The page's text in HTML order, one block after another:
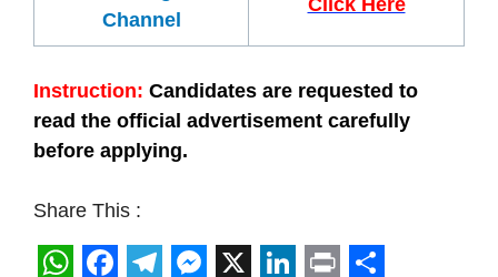
Channel
Click Here
Instruction: Candidates are requested to
read the official advertisement carefully
before applying.
Share This :